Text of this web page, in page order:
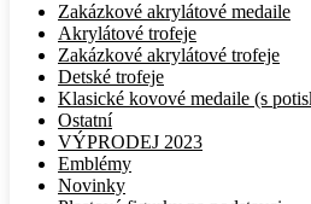
Zakázkové akrylátové medaile
Akrylátové trofeje
Zakázkové akrylátové trofeje
Detské trofeje
Klasické kovové medaile (s
Ostatní
VÝPRODEJ 2023
Emblémy
Novinky